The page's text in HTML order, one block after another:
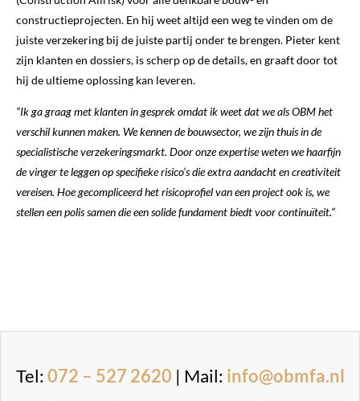
constructieprojecten. En hij weet altijd een weg te vinden om de
juiste verzekering bij de juiste partij onder te brengen. Pieter kent
zijn klanten en dossiers, is scherp op de details, en graaft door tot
hij de ultieme oplossing kan leveren.
“Ik ga graag met klanten in gesprek omdat ik weet dat we als OBM het
verschil kunnen maken. We kennen de bouwsector, we zijn thuis in de
specialistische verzekeringsmarkt. Door onze expertise weten we haarfijn
de vinger te leggen op specifieke risico’s die extra aandacht en creativiteit
vereisen. Hoe gecompliceerd het risicoprofiel van een project ook is, we
stellen een polis samen die een solide fundament biedt voor continuïteit.”
Tel: 072 – 527 2620 | Mail: info@obmfa.nl